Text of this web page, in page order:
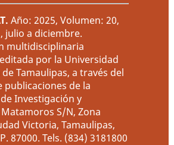
. Año: 2025, Volumen: 20,
julio a diciembre.
multidisciplinaria
por la Universidad
Tamaulipas, a través del
publicaciones de la
Investigación y
S/N, Zona
Victoria, Tamaulipas,
87000. Tels. (834) 3181800